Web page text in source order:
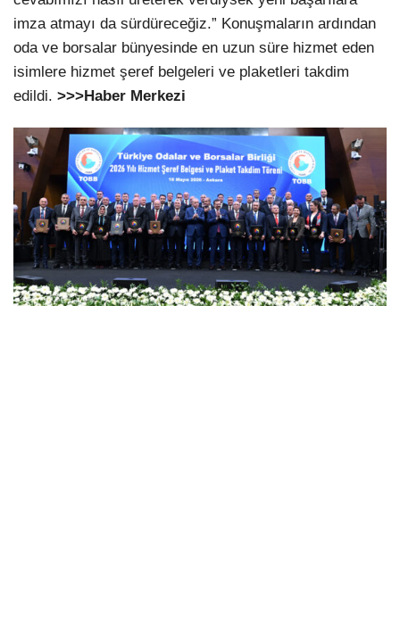
imza atmayı da sürdüreceğiz.” Konuşmaların ardından
oda ve borsalar bünyesinde en uzun süre hizmet eden
isimlere hizmet şeref belgeleri ve plaketleri takdim
edildi. >>>Haber Merkezi